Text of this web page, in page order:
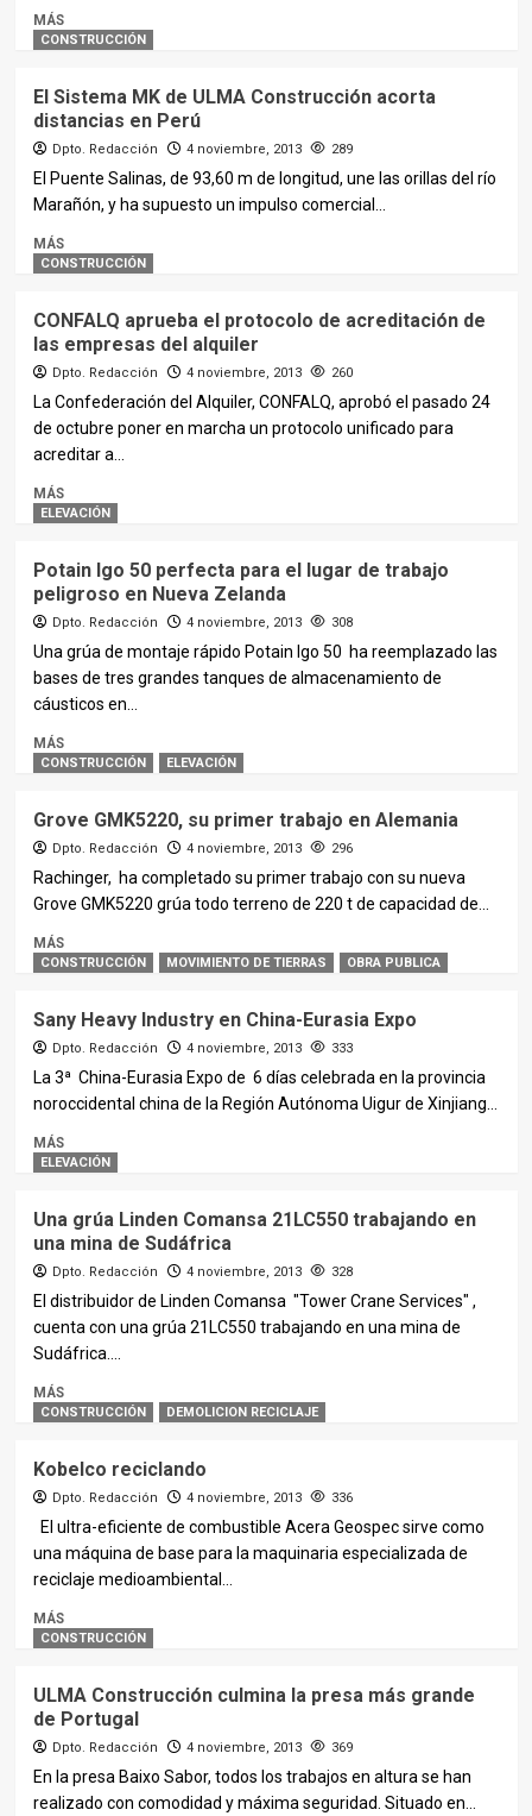
MÁS
CONSTRUCCIÓN
El Sistema MK de ULMA Construcción acorta
distancias en Perú
Dpto. Redacción 4 noviembre, 2013 289
El Puente Salinas, de 93,60 m de longitud, une las orillas del río
Marañón, y ha supuesto un impulso comercial...
MÁS
CONSTRUCCIÓN
CONFALQ aprueba el protocolo de acreditación de
las empresas del alquiler
Dpto. Redacción 4 noviembre, 2013 260
La Confederación del Alquiler, CONFALQ, aprobó el pasado 24
de octubre poner en marcha un protocolo unificado para
acreditar a...
MÁS
ELEVACIÓN
Potain Igo 50 perfecta para el lugar de trabajo
peligroso en Nueva Zelanda
Dpto. Redacción 4 noviembre, 2013 308
Una grúa de montaje rápido Potain Igo 50 ha reemplazado las
bases de tres grandes tanques de almacenamiento de
cáusticos en...
MÁS
CONSTRUCCIÓN ELEVACIÓN
Grove GMK5220, su primer trabajo en Alemania
Dpto. Redacción 4 noviembre, 2013 296
Rachinger, ha completado su primer trabajo con su nueva
Grove GMK5220 grúa todo terreno de 220 t de capacidad de...
MÁS
CONSTRUCCIÓN MOVIMIENTO DE TIERRAS OBRA PUBLICA
Sany Heavy Industry en China-Eurasia Expo
Dpto. Redacción 4 noviembre, 2013 333
La 3ª China-Eurasia Expo de 6 días celebrada en la provincia
noroccidental china de la Región Autónoma Uigur de Xinjiang...
MÁS
ELEVACIÓN
Una grúa Linden Comansa 21LC550 trabajando en
una mina de Sudáfrica
Dpto. Redacción 4 noviembre, 2013 328
El distribuidor de Linden Comansa "Tower Crane Services" ,
cuenta con una grúa 21LC550 trabajando en una mina de
Sudáfrica....
MÁS
CONSTRUCCIÓN DEMOLICION RECICLAJE
Kobelco reciclando
Dpto. Redacción 4 noviembre, 2013 336
El ultra-eficiente de combustible Acera Geospec sirve como
una máquina de base para la maquinaria especializada de
reciclaje medioambiental...
MÁS
CONSTRUCCIÓN
ULMA Construcción culmina la presa más grande
de Portugal
Dpto. Redacción 4 noviembre, 2013 369
En la presa Baixo Sabor, todos los trabajos en altura se han
realizado con comodidad y máxima seguridad. Situado en...